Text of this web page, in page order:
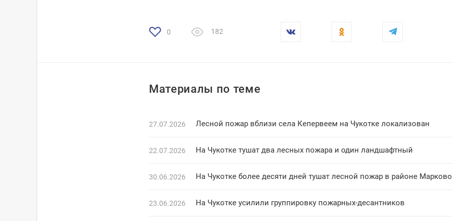
0 182
Материалы по теме
27.07.2026 Лесной пожар вблизи села Кепервеем на Чукотке локализован
22.07.2026 На Чукотке тушат два лесных пожара и один ландшафтный
30.06.2026 На Чукотке более десяти дней тушат лесной пожар в районе Марково
23.06.2026 На Чукотке усилили группировку пожарных-десантников